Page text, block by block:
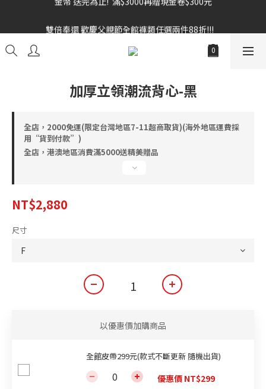
加厚立領潮流背心-黑
全店，2000免運(限定台灣地區7-11超商取貨)(海外地區運費採
用“貨到付款”)
全店，港澳地區消費滿5000送精美贈品
NT$2,880
尺寸
以優惠價加購商品
全館皮帶299元(款式不斷更新 隨機出貨)
優惠價 NT$299